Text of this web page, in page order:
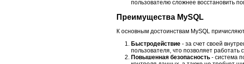
пользователю сложнее восстановить
Преимущества MySQL
К основным достоинствам MySQL
Быстродействие - за счет своей
пользователя, что позволяет работать
Повышенная безопасность - система